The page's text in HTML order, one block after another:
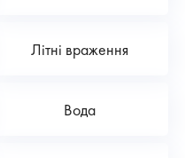
Літні враження
Вода